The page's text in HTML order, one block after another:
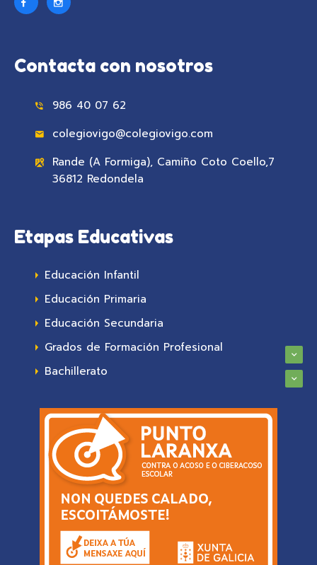
Contacta con nosotros
986 40 07 62
colegiovigo@colegiovigo.com
Rande (A Formiga), Camiño Coto Coello,7
36812 Redondela
Etapas Educativas
Educación Infantil
Educación Primaria
Educación Secundaria
Grados de Formación Profesional
Bachillerato